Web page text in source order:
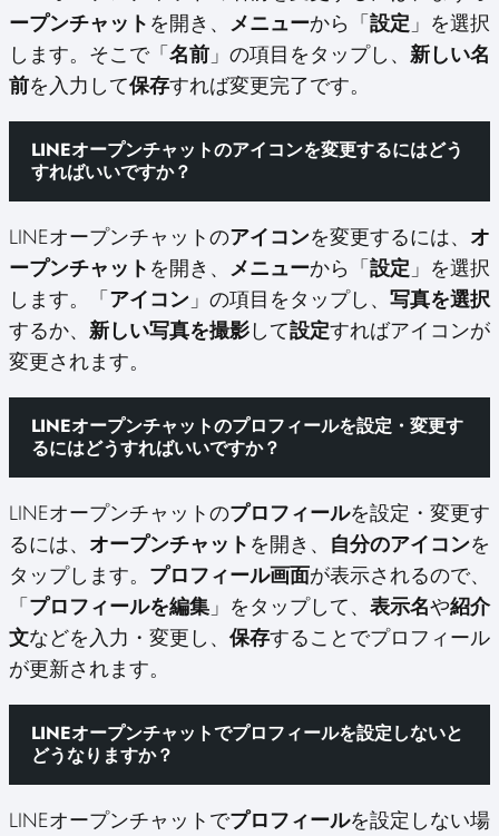
ープンチャットを開き、 メニューから「設定 」を選択
します。そこで「名前 」の項目をタップし、 新しい名
前を入力して保存すれば変更完了です。
LINEオープンチャットのアイコンを変更するにはどう
すればいいですか？
LINEオープンチャットのアイコンを変更するには、 オ
ープンチャットを開き、 メニューから「設定 」を選択
します。「アイコン 」の項目をタップし、 写真を選択
するか、 新しい写真を撮影して設定すればアイコンが
変更されます。
LINEオープンチャットのプロフィールを設定・変更す
るにはどうすればいいですか？
LINEオープンチャットのプロフィールを設定・変更す
るには、 オープンチャットを開き、 自分のアイコンを
タップします。 プロフィール画面が表示されるので、
「プロフィールを編集 」をタップして、 表示名や紹介
文などを入力・変更し、 保存することでプロフィール
が更新されます。
LINEオープンチャットでプロフィールを設定しないと
どうなりますか？
LINEオープンチャットでプロフィールを設定しない場